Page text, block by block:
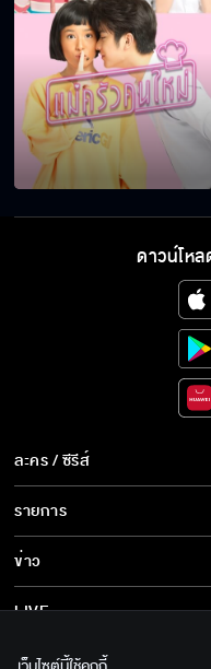
ข
อย่
ถ้า
ถ้า
ให้
ดาวน์โหล
ละคร / ซีรีส์
ละคร/ซีรีส์
ซีรีส์นานาชาติ
การ์ตูน & เกม
รายการ
รายการทั้งหมด
ข่าว
ข่าวทั้งหมด
LIVE
เกี่ยวกับเรา